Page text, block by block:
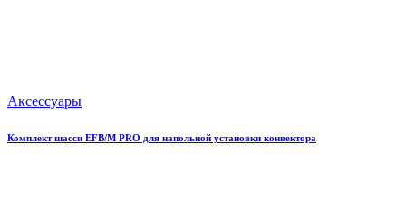
Аксессуары
Комплект шасси EFB/M PRO для напольной установки конвектора